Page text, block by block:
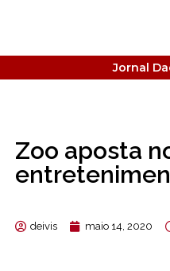
Jornal
Zoo aposta
deivis maio 14, 2020